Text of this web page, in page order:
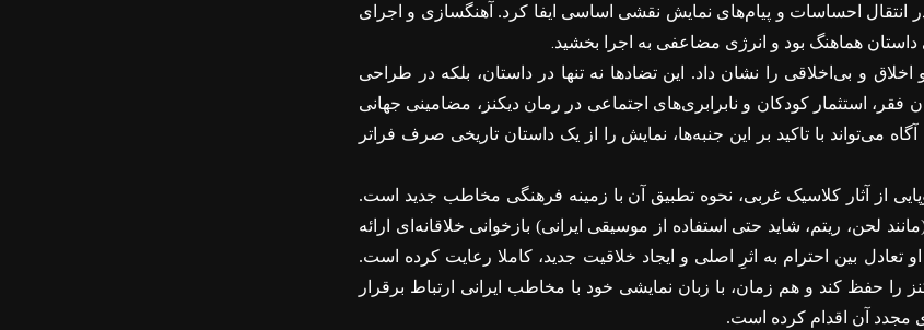
احساسات و پیام‌های نمایش نقشی اساسی ایفا کرد. آهنگسازی و اجرای
هماهنگ بود و انرژی مضاعفی به اجرا بخشید.
و بی‌اخلاقی را نشان داد. این تضادها نه تنها در داستان، بلکه در طراحی
فقر، استثمار کودکان و نابرابری‌های اجتماعی در رمان دیکنز، مضامینی جهانی
می‌تواند با تاکید بر این جنبه‌ها، نمایش را از یک داستان تاریخی صرف فراتر
از آثار کلاسیک غربی، نحوه تطبیق آن با زمینه فرهنگی مخاطب جدید است.
لحن، ریتم، شاید حتی استفاده از موسیقی ایرانی) بازخوانی خلاقانه‌ای ارائه
تعادل بین احترام به اثرِ اصلی و ایجاد خلاقیت جدید، کاملا رعایت کرده است.
را حفظ کند و هم زمان، با زبان نمایشی خود با مخاطب ایرانی ارتباط برقرار
مجدد آن اقدام کرده است.